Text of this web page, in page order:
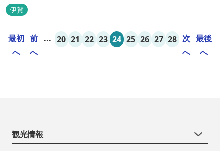
忍者の内装が施された部屋がいくつかあります。壁紙からトイレッ
トペーパーに至るまで、忍者に関連したデザインモチーフがあしら
分の位置にあるこのホテ...
伊賀
最初
へ
前
へ
... 20 21 22 23 24 25 26 27 28 次
へ
最後
へ
観光情報